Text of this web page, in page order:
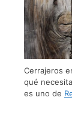
Cerrajeros
qué
es uno de